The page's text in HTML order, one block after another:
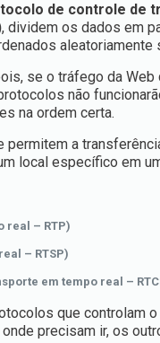
de controle de
, dividem os dados em
aleatoriamente
se o tráfego da
não
na ordem certa.
a
local específico em
real – RTP)
– RTSP)
em tempo real –
que controlam
precisam ir, os